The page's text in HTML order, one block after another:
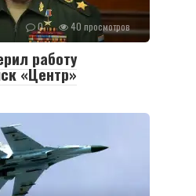
0 40 просмотров
работу
«Центр»